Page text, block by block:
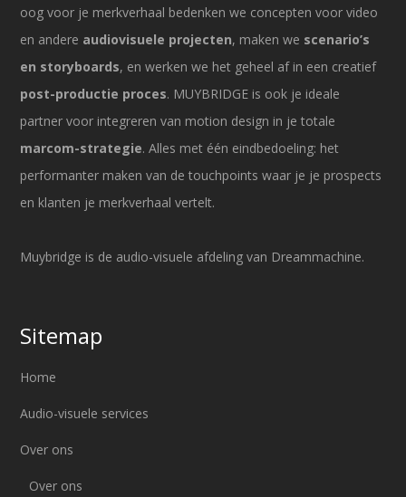
oog voor je merkverhaal bedenken we concepten voor video
en andere audiovisuele projecten, maken we scenario’s
en storyboards, en werken we het geheel af in een creatief
post-productie proces. MUYBRIDGE is ook je ideale
partner voor integreren van motion design in je totale
marcom-strategie. Alles met één eindbedoeling: het
performanter maken van de touchpoints waar je je prospects
en klanten je merkverhaal vertelt.
Muybridge is de audio-visuele afdeling van Dreammachine.
Sitemap
Home
Audio-visuele services
Over ons
Over ons